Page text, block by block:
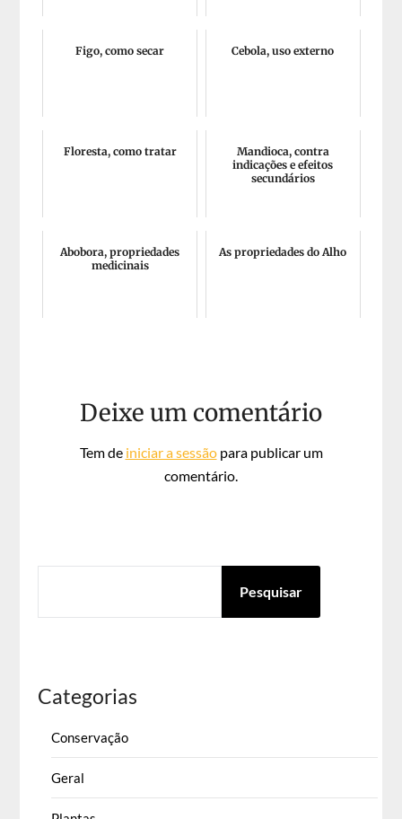
Figo, como secar Cebola, uso externo
Floresta, como tratar
Mandioca, contra
indicações e efeitos
secundários
Abobora, propriedades
medicinais
As propriedades do Alho
Deixe um comentário
Tem de iniciar a sessãopara publicar um
comentário.
Pesquisar
Categorias
Conservação
Geral